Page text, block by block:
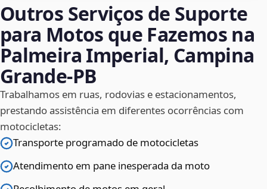
Outros Serviços de Suporte
para Motos que Fazemos na
Palmeira Imperial, Campina
Grande‑PB
Trabalhamos em ruas, rodovias e estacionamentos,
prestando assistência em diferentes ocorrências com
motocicletas:
Transporte programado de motocicletas
Atendimento em pane inesperada da moto